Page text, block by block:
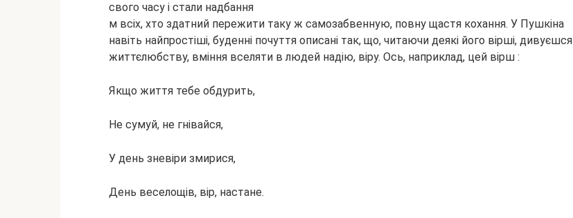
свого часу і стали надбання
м всіх, хто здатний пережити таку ж самозабвенную, повну щастя кохання. У Пушкіна
навіть найпростіші, буденні почуття описані так, що, читаючи деякі його вірші, дивуєшся
життєлюбству, вміння вселяти в людей надію, віру. Ось, наприклад, цей вірш :
Якщо життя тебе обдурить,
Не сумуй, не гнівайся,
У день зневіри змирися,
День веселощів, вір, настане.